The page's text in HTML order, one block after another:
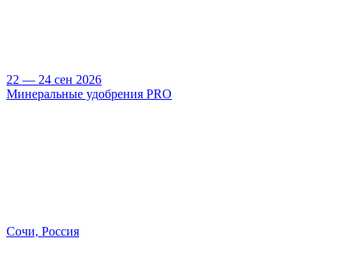
22 — 24 сен 2026
Минеральные удобрения PRO
Сочи, Россия